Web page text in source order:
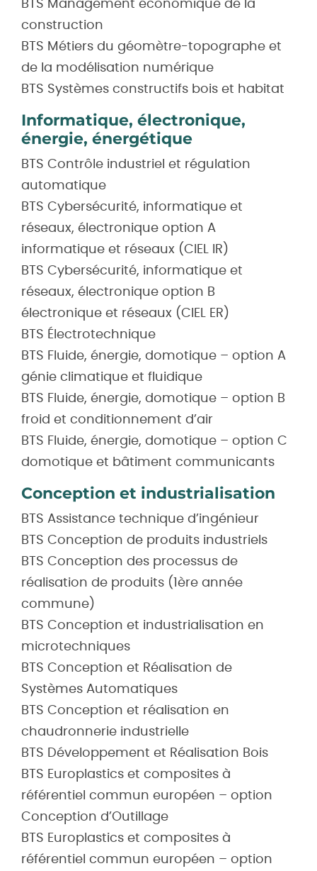
BTS Management économique de la
construction
BTS Métiers du géomètre-topographe et
de la modélisation numérique
BTS Systèmes constructifs bois et habitat
Informatique, électronique,
énergie, énergétique
BTS Contrôle industriel et régulation
automatique
BTS Cybersécurité, informatique et
réseaux, électronique option A
informatique et réseaux (CIEL IR)
BTS Cybersécurité, informatique et
réseaux, électronique option B
électronique et réseaux (CIEL ER)
BTS Électrotechnique
BTS Fluide, énergie, domotique – option A
génie climatique et fluidique
BTS Fluide, énergie, domotique – option B
froid et conditionnement d’air
BTS Fluide, énergie, domotique – option C
domotique et bâtiment communicants
Conception et industrialisation
BTS Assistance technique d’ingénieur
BTS Conception de produits industriels
BTS Conception des processus de
réalisation de produits (1ère année
commune)
BTS Conception et industrialisation en
microtechniques
BTS Conception et Réalisation de
Systèmes Automatiques
BTS Conception et réalisation en
chaudronnerie industrielle
BTS Développement et Réalisation Bois
BTS Europlastics et composites à
référentiel commun européen – option
Conception d’Outillage
BTS Europlastics et composites à
référentiel commun européen – option